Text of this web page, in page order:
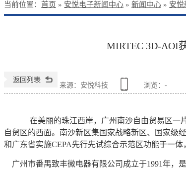
当前位置： 首页 » 安悦电子新闻中心 » 新闻中心 » 安悦
MIRTEC 3D-AOI
来源：安悦科技 浏览： -
在美丽的珠江西岸，广州南沙自由贸易区一
自贸区的西面。南沙新区集国家战略新区、国家级
和广东省实施CEPA先行先试综合示范区功能于一体
广州市番禺致丰微电器有限公司成立于1991年，